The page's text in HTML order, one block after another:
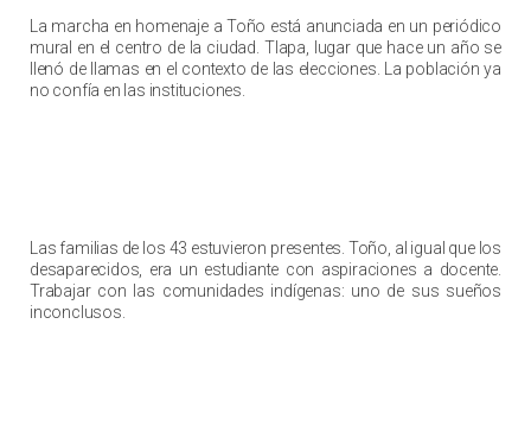
La marcha en homenaje a Toño está anunciada en un periódico
mural en el centro de la ciudad. Tlapa, lugar que hace un año se
llenó de llamas en el contexto de las elecciones. La población ya
no confía en las instituciones.
Las familias de los 43 estuvieron presentes. Toño, al igual que los
desaparecidos, era un estudiante con aspiraciones a docente.
Trabajar con las comunidades indígenas: uno de sus sueños
inconclusos.